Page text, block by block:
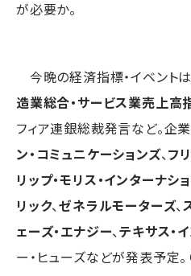
が必要か。
今晩の経済指標・イベントは
造業総合・サービス業売上高
フィア連銀総裁発言など。企
ン・コミュニケーションズ、フ
リップ・モリス・インターナシ
リック、ゼネラルモーターズ、
ェーズ・エナジー、テキサス・
ー・ヒューズなどが発表予定。